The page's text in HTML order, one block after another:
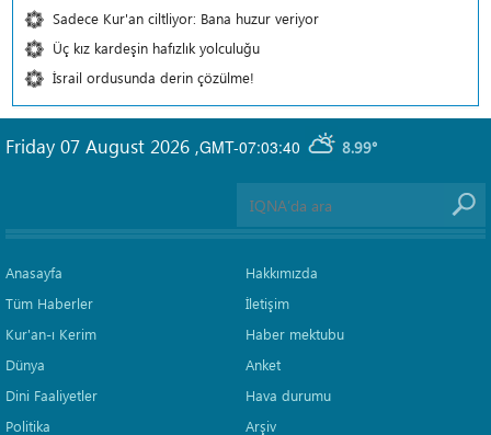
Sadece Kur'an ciltliyor: Bana huzur veriyor
Üç kız kardeşin hafızlık yolculuğu
İsrail ordusunda derin çözülme!
GMT-07:03:40 8.99°
Friday 07 August 2026 ,
Anasayfa
Tüm Haberler
Kur'an-ı Kerim
Dünya
Dini Faaliyetler
Politika
Hakkımızda
İletişim
Haber mektubu
Anket
Hava durumu
Arşiv